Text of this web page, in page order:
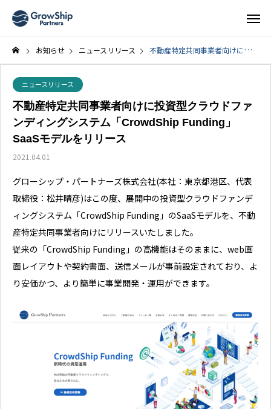
お知らせ ニュースリリース 不動産特定共同事業者向けに投資型クラウドファンディングシステム「CrowdShip Funding」SaaSモデルをリリース
ニュースリリース
不動産特定共同事業者向けに投資型クラウドファ
ンディングシステム「CrowdShip Funding」
SaaSモデルをリリース
2021.04.01
グローシップ・パートナーズ株式会社(本社：東京都港区、代表
取締役：松井晴彦)はこの度、展開中の投資型クラウドファンデ
ィングシステム「CrowdShip Funding」のSaaSモデルを、不動
産特定共同事業者向けにリリースいたしました。
従来の「CrowdShip Funding」の高機能はそのままに、web画
面レイアウトや契約書面、送信メールが事前設定されており、よ
り安価かつ、より簡単に事業開発・運用ができます。